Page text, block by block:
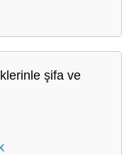
şifa ve